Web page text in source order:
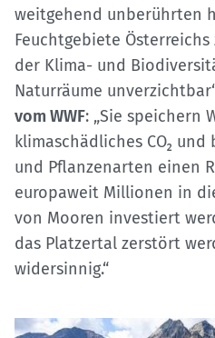
weitgehend unberührten
Feuchtgebiete
der Klima- und
Naturräume
vom WWF: „Sie speichern
klimaschädliches CO₂
und Pflanzenarten einen
europaweit Millionen in
von Mooren investiert
das Platzertal zerstört
widersinnig.“